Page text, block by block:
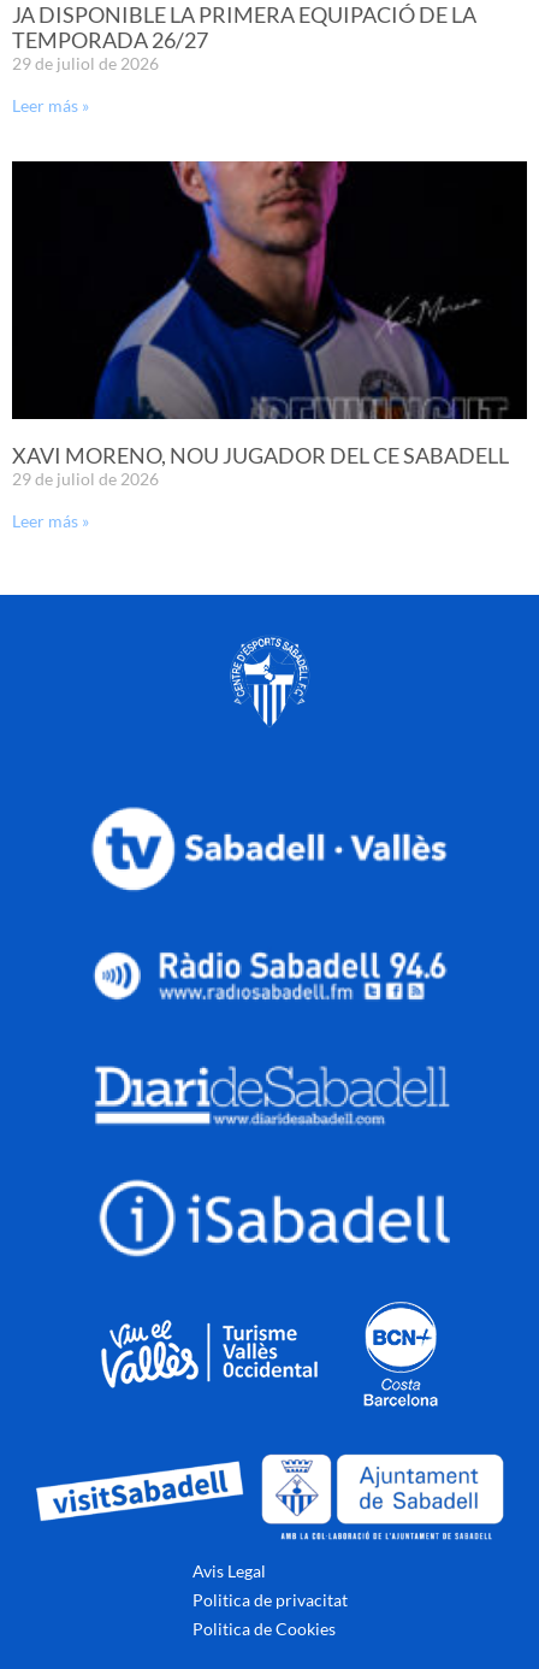
JA DISPONIBLE LA PRIMERA EQUIPACIÓ DE LA
TEMPORADA 26/27
29 de juliol de 2026
Leer más »
XAVI MORENO, NOU JUGADOR DEL CE SABADELL
29 de juliol de 2026
Leer más »
Avis Legal
Politica de privacitat
Politica de Cookies